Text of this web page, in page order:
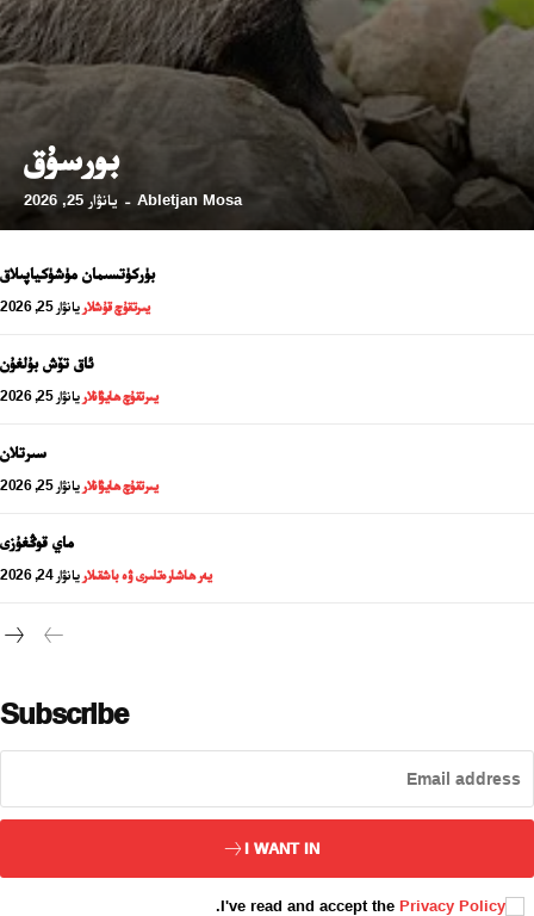
ئەزا بولاي
بورسۇق
Abletjan Mosa
- يانۋار 25, 2026
بۈركۈتسىمان مۈشۈكياپىلاق
يىرتقۇچ قۇشلار يانۋار 25, 2026
ئاق تۆش بۇلغۇن
يىرتقۇچ ھايۋانلار يانۋار 25, 2026
سىرتلان
يىرتقۇچ ھايۋانلار يانۋار 25, 2026
ماي قوڭغۇزى
يەر ھاشارەتلىرى ۋە باشقىلار يانۋار 24, 2026
Subscribe
I WANT IN
I've read and accept the Privacy Policy
.